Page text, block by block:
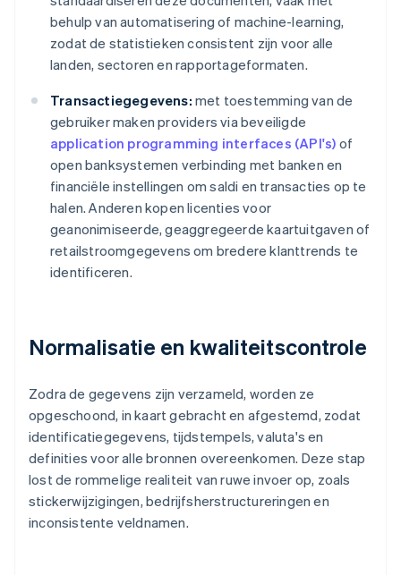
behulp van automatisering of machine-learning,
zodat de statistieken consistent zijn voor alle
landen, sectoren en rapportageformaten.
Transactiegegevens: met toestemming van de
gebruiker maken providers via beveiligde
application programming interfaces (API's) of
open banksystemen verbinding met banken en
financiële instellingen om saldi en transacties op te
halen. Anderen kopen licenties voor
geanonimiseerde, geaggregeerde kaartuitgaven of
retailstroomgegevens om bredere klanttrends te
identificeren.
Normalisatie en kwaliteitscontrole
Zodra de gegevens zijn verzameld, worden ze
opgeschoond, in kaart gebracht en afgestemd, zodat
identificatiegegevens, tijdstempels, valuta's en
definities voor alle bronnen overeenkomen. Deze stap
lost de rommelige realiteit van ruwe invoer op, zoals
stickerwijzigingen, bedrijfsherstructureringen en
inconsistente veldnamen.